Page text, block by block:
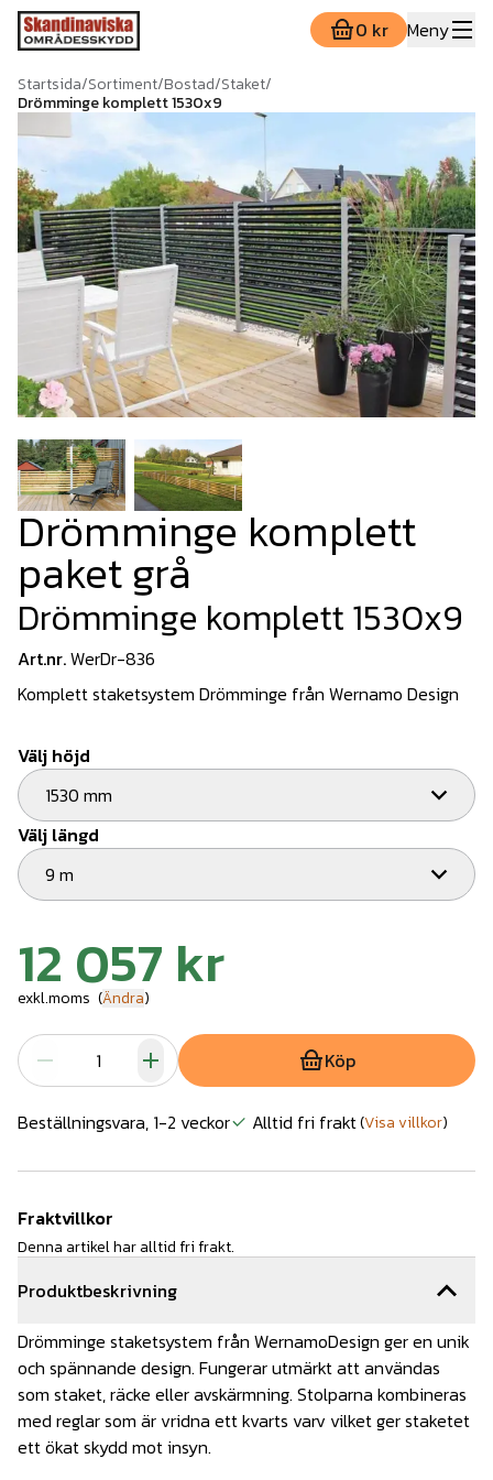
0 kr Meny
Startsida/Sortiment/Bostad/Staket/
Drömminge komplett 1530x9
Produktbeskrivning
Drömminge staketsystem från WernamoDesign ger en unik
och spännande design. Fungerar utmärkt att användas
som staket, räcke eller avskärmning. Stolparna kombineras
med reglar som är vridna ett kvarts varv vilket ger staketet
ett ökat skydd mot insyn.
Drömminge komplett
paket grå
Drömminge komplett 1530x9
Art.nr.WerDr-836
Komplett staketsystem Drömminge från Wernamo Design
Välj höjd
1530 mm
Välj längd
9 m
12 057 kr
exkl.moms (Ändra)
Köp
Beställningsvara, 1-2 veckor Alltid fri frakt(Visa villkor)
Fraktvillkor
Denna artikel har alltid fri frakt.